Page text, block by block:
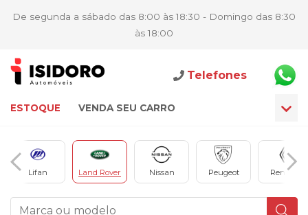
De segunda a sábado das 8:00 às 18:30 - Domingo das 8:30
às 18:00
ESTOQUE VENDA SEU CARRO
Telefones
Lifan Land Rover Nissan Peugeot Renault